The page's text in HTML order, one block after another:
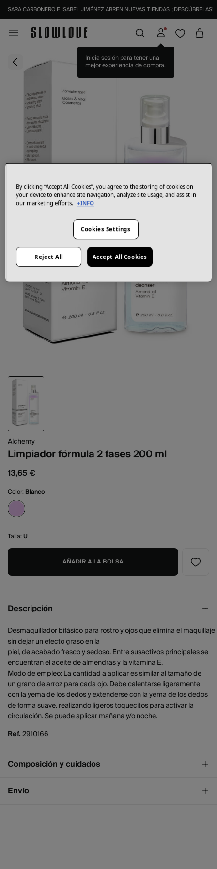
SARA CARBONERO E ISABEL JIMÉNEZ ABREN NUEVAS TIENDAS. ¡DESCÚBRELAS!
Inicia sesión para tener una
mejor experiencia de compra.
Alchemy
Limpiador fórmula 2 fases 200 ml
13,65 €
Color: Blanco
Talla: U
AÑADIR A LA BOLSA
Descripción
Desmaquillador bifásico para rostro y ojos que elimina el
sin dejar un efecto graso en la
piel, de acabado fresco y sedoso. Entre susactivos principales se
encuentran el aceite de almendras y la vitamina E.
Modo de empleo: La cantidad a aplicar es similar al tamaño de
un grano de arroz para cada ojo. Debe calentarse ligeramente
con la yema de los dedos y extenderse con la yema de los dedos
de forma suave, realizando ligeros toquecitos para activar la
circulación. Se puede aplicar mañana y/o noche.
Ref.2910166
Composición y cuidados
Composición
Envío
By clicking “Accept All Cookies”, you agree to the storing of cookies on
your device to enhance site navigation, analyze site usage, and assist in
our marketing efforts. +INFO
Cookies Settings
Reject All Accept All Cookies